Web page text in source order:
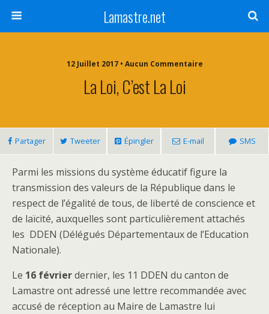
Lamastre.net
12 Juillet 2017 • Aucun Commentaire
La Loi, C’est La Loi
Partager Tweeter Épingler E-mail SMS
Parmi les missions du système éducatif figure la
transmission des valeurs de la République dans le
respect de l’égalité de tous, de liberté de conscience et
de laïcité, auxquelles sont particulièrement attachés
les DDEN (Délégués Départementaux de l’Education
Nationale).
Le 16 févrierdernier, les 11 DDEN du canton de
Lamastre ont adressé une lettre recommandée avec
accusé de réception au Maire de Lamastre lui